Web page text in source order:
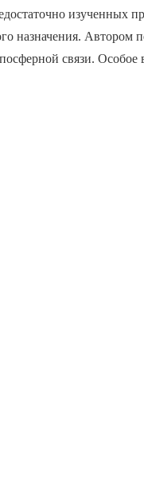
изученных
назначения. Автором
связи.